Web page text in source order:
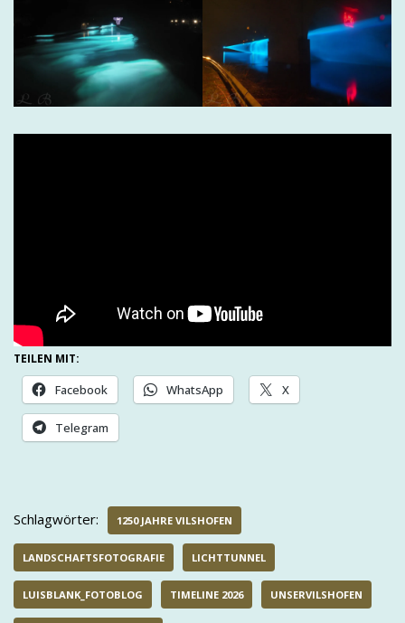
TEILEN MIT:
Facebook WhatsApp X
Telegram
Schlagwörter: 1250 JAHRE VILSHOFEN
LANDSCHAFTSFOTOGRAFIE LICHTTUNNEL
LUISBLANK_FOTOBLOG TIMELINE 2026 UNSERVILSHOFEN